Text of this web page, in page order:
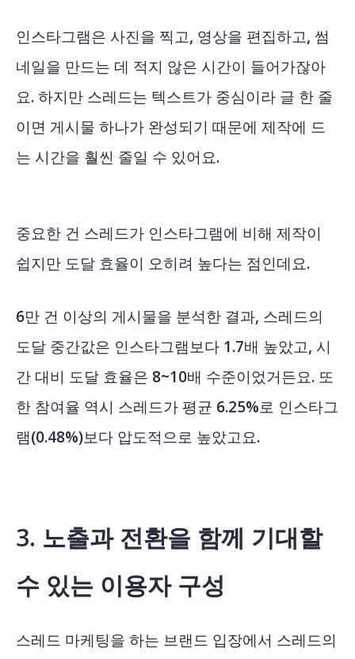
인스타그램은 사진을 찍고, 영상을 편집하고, 썸
네일을 만드는 데 적지 않은 시간이 들어가잖아
요. 하지만 스레드는 텍스트가 중심이라 글 한 줄
이면 게시물 하나가 완성되기 때문에 제작에 드
는 시간을 훨씬 줄일 수 있어요.
중요한 건 스레드가 인스타그램에 비해 제작이
쉽지만 도달 효율이 오히려 높다는 점인데요.
6만 건 이상의 게시물을 분석한 결과, 스레드의
도달 중간값은 인스타그램보다 1.7배 높았고, 시
간 대비 도달 효율은 8~10배 수준이었거든요. 또
한 참여율 역시 스레드가 평균 6.25%로 인스타그
램(0.48%)보다 압도적으로 높았고요.
3. 노출과 전환을 함께 기대할
수 있는 이용자 구성
스레드 마케팅을 하는 브랜드 입장에서 스레드의